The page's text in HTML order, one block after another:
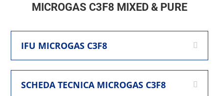
MICROGAS C3F8 MIXED & PURE
IFU MICROGAS C3F8
SCHEDA TECNICA MICROGAS C3F8